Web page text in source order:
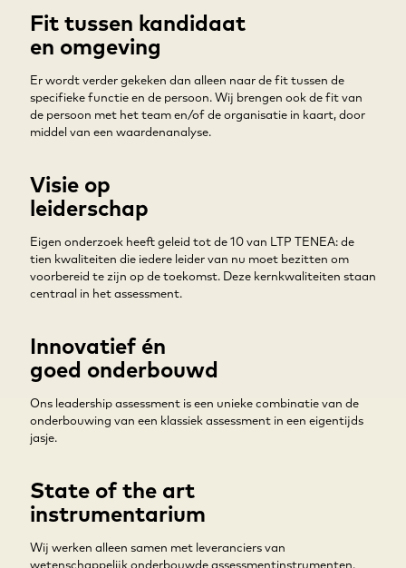
Fit tussen kandidaat
en omgeving
Er wordt verder gekeken dan alleen naar de fit tussen de
specifieke functie en de persoon. Wij brengen ook de fit van
de persoon met het team en/of de organisatie in kaart, door
middel van een waardenanalyse.
Visie op
leiderschap
Eigen onderzoek heeft geleid tot de 10 van LTP TENEA: de
tien kwaliteiten die iedere leider van nu moet bezitten om
voorbereid te zijn op de toekomst. Deze kernkwaliteiten staan
centraal in het assessment.
Innovatief én
goed onderbouwd
Ons leadership assessment is een unieke combinatie van de
onderbouwing van een klassiek assessment in een eigentijds
jasje.
State of the art
instrumentarium
Wij werken alleen samen met leveranciers van
wetenschappelijk onderbouwde assessmentinstrumenten.